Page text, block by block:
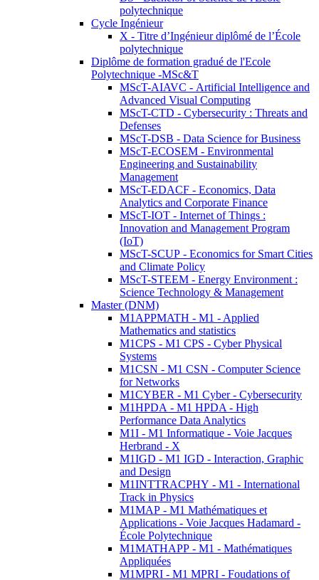
polytechnique
Cycle Ingénieur
X - Titre d’Ingénieur diplômé de l’École
polytechnique
Diplôme de formation gradué de l'Ecole
Polytechnique -MSc&T
MScT-AIAVC - Artificial Intelligence and
Advanced Visual Computing
MScT-CTD - Cybersecurity : Threats and
Defenses
MScT-DSB - Data Science for Business
MScT-ECOSEM - Environmental
Engineering and Sustainability
Management
MScT-EDACF - Economics, Data
Analytics and Corporate Finance
MScT-IOT - Internet of Things :
Innovation and Management Program
(IoT)
MScT-SCUP - Economics for Smart Cities
and Climate Policy
MScT-STEEM - Energy Environment :
Science Technology & Management
Master (DNM)
M1APPMATH - M1 - Applied
Mathematics and statistics
M1CPS - M1 CPS - Cyber Physical
Systems
M1CSN - M1 CSN - Computer Science
for Networks
M1CYBER - M1 Cyber - Cybersecurity
M1HPDA - M1 HPDA - High
Performance Data Analytics
M1I - M1 Informatique - Voie Jacques
Herbrand - X
M1IGD - M1 IGD - Interaction, Graphic
and Design
M1INTTRACPHY - M1 - International
Track in Physics
M1MAP - M1 Mathématiques et
Applications - Voie Jacques Hadamard -
École Polytechnique
M1MATHAPP - M1 - Mathématiques
Appliquées
M1MPRI - M1 MPRI - Foudations of